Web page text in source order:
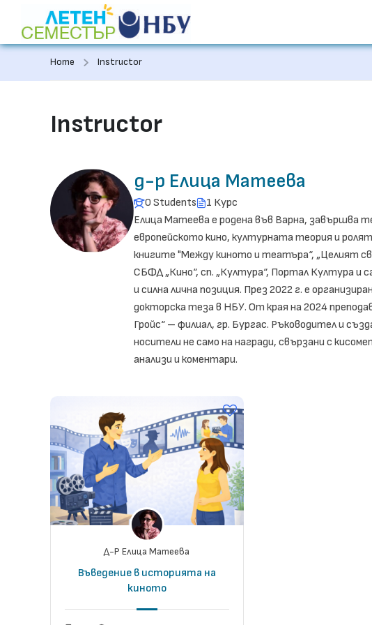
Home Instructor
Instructor
д-р Елица Матеева
0 Students
1 Курс
Елица Матеева е родена във Варна, завършва
европейското кино, културната теория и
книгите "Между киното и театъра“, „Целият
СБФД „Кино“, сп. „Култура“, Портал Култура и
и силна лична позиция. През 2022 г. е
докторска теза в НБУ. От края на 2024
Гройс“ – филиал, гр. Бургас. Ръководител и
носители не само на награди, свързани с
анализи и коментари.
Д-Р Елица Матеева
Въведение в историята на
киното